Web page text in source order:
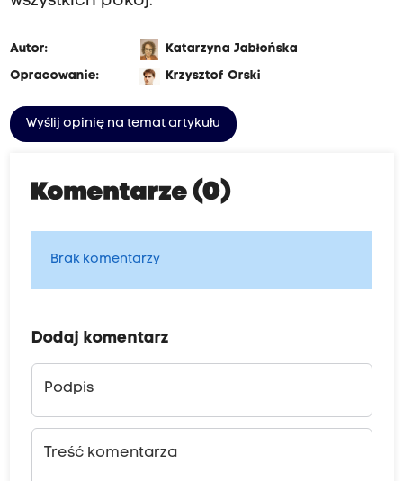
Autor:
Katarzyna Jabłońska
Opracowanie:
Krzysztof Orski
Wyślij opinię na temat artykułu
Komentarze (0)
Brak komentarzy
Dodaj komentarz
Podpis
Treść komentarza